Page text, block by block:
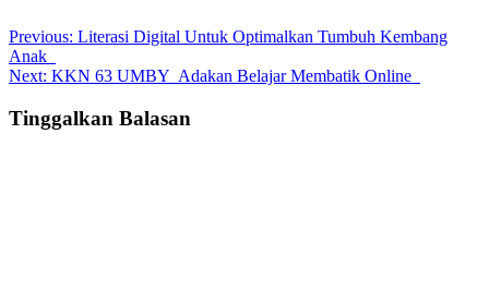
Post
navigation
Previous: Literasi Digital Untuk Optimalkan Tumbuh Kembang
Anak
Next: KKN 63 UMBY Adakan Belajar Membatik Online
Tinggalkan Balasan